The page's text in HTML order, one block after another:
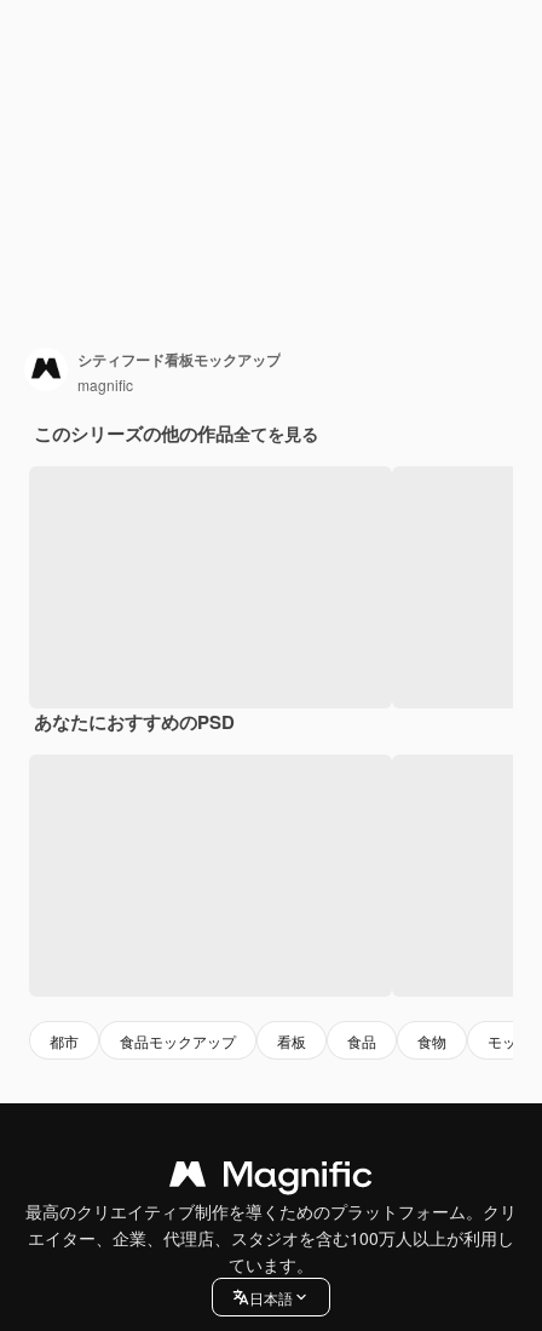
シティフード看板モックアップ
magnific
このシリーズの他の作品全てを見る
あなたにおすすめのPSD
都市 食品モックアップ 看板 食品 食物 モック
最高のクリエイティブ制作を導くためのプラットフォーム。クリ
エイター、企業、代理店、スタジオを含む100万人以上が利用し
ています。
日本語